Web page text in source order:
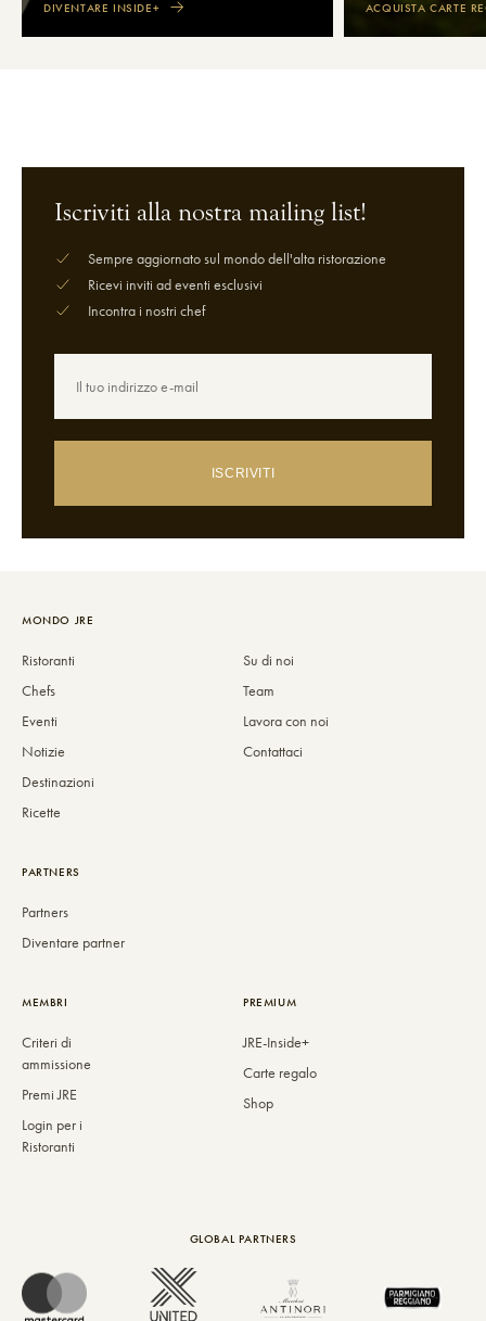
DIVENTARE INSIDE+ ACQUISTA CARTE
Iscriviti alla nostra mailing list!
Sempre aggiornato sul mondo dell'alta ristorazione
Ricevi inviti ad eventi esclusivi
Incontra i nostri chef
ISCRIVITI
MONDO JRE
Ristoranti
Chefs
Eventi
Notizie
Destinazioni
Ricette
Su di noi
Team
Lavora con noi
Contattaci
PARTNERS
Partners
Diventare partner
MEMBRI
Criteri di
ammissione
Premi JRE
Login per i
Ristoranti
PREMIUM
JRE-Inside+
Carte regalo
Shop
GLOBAL PARTNERS